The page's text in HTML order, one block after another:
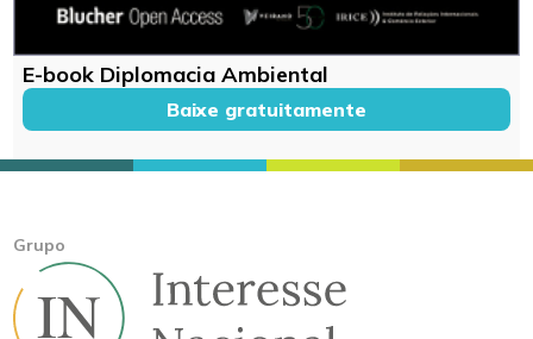
E-book Diplomacia Ambiental
Baixe gratuitamente
Grupo